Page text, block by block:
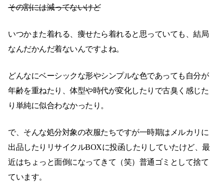
その割には減ってないけど
いつかまた着れる、痩せたら着れると思っていても、結局
なんだかんだ着ないんですよね。
どんなにベーシックな形やシンプルな色であっても自分が
年齢を重ねたり、体型や時代が変化したりで古臭く感じた
り単純に似合わなかったり。
で、そんな処分対象の衣服たちですが一時期はメルカリに
出品したりリサイクルBOXに投函したりしていたけど、最
近はちょっと面倒になってきて（笑）普通ゴミとして捨て
ています。